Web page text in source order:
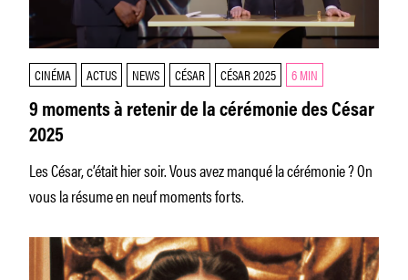
CINÉMA ACTUS NEWS CÉSAR CÉSAR 2025 6 MIN
9 moments à retenir de la cérémonie des César
2025
Les César, c’était hier soir. Vous avez manqué la cérémonie ? On
vous la résume en neuf moments forts.